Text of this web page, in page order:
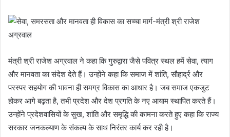
मंत्री श्री राजेश अग्रवाल ने कहा कि गुरुद्वारा जैसे पवित्र स्थल हमें सेवा, त्याग
और मानवता का संदेश देते हैं। उन्होंने कहा कि समाज में शांति, सौहार्द्र और
परस्पर सहयोग की भावना ही समग्र विकास का आधार है। जब समाज एकजुट
होकर आगे बढ़ता है, तभी प्रदेश और देश प्रगति के नए आयाम स्थापित करते हैं।
उन्होंने प्रदेशवासियों के सुख, शांति और समृद्धि की कामना करते हुए कहा कि राज्य
सरकार जनकल्याण के संकल्प के साथ निरंतर कार्य कर रही है।